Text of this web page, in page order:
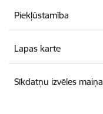
Piekļūstamība
Lapas karte
Sīkdatņu izvēles maiņa